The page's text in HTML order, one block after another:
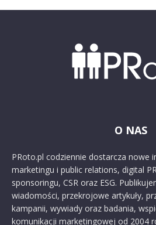
O NAS
PRoto.pl codziennie dostarcza nowe
marketingu i public relations, digital
sponsoringu, CSR oraz ESG.
wiadomości, przekrojowe artykuły,
kampanii, wywiady oraz badania,
komunikacji marketingowej od 2004